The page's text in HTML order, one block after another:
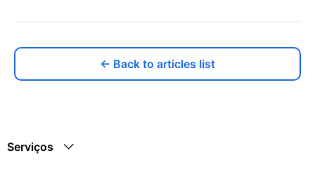
← Back to articles list
Serviços